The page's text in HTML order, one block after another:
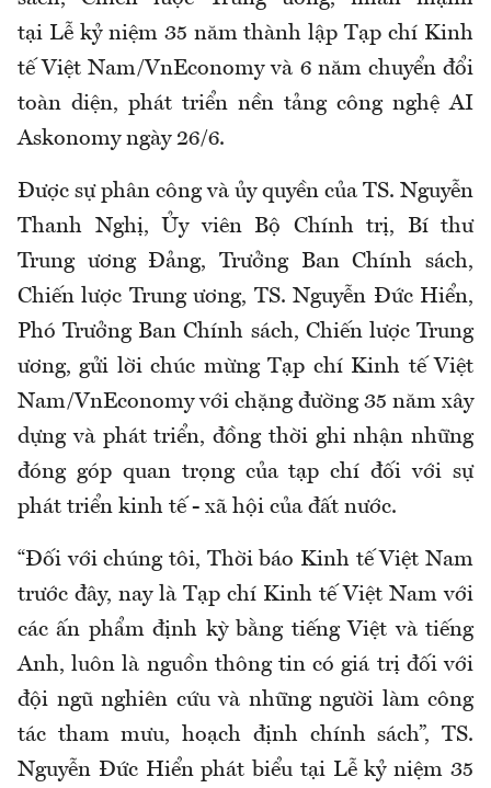
tại Lễ kỷ niệm 35 năm thành lập Tạp chí Kinh
tế Việt Nam/VnEconomy và 6 năm chuyển đổi
toàn diện, phát triển nền tảng công nghệ AI
Askonomy ngày 26/6.
Được sự phân công và ủy quyền của TS. Nguyễn
Thanh Nghị, Ủy viên Bộ Chính trị, Bí thư
Trung ương Đảng, Trưởng Ban Chính sách,
Chiến lược Trung ương, TS. Nguyễn Đức Hiển,
Phó Trưởng Ban Chính sách, Chiến lược Trung
ương, gửi lời chúc mừng Tạp chí Kinh tế Việt
Nam/VnEconomy với chặng đường 35 năm xây
dựng và phát triển, đồng thời ghi nhận những
đóng góp quan trọng của tạp chí đối với sự
phát triển kinh tế - xã hội của đất nước.
“Đối với chúng tôi, Thời báo Kinh tế Việt Nam
trước đây, nay là Tạp chí Kinh tế Việt Nam với
các ấn phẩm định kỳ bằng tiếng Việt và tiếng
Anh, luôn là nguồn thông tin có giá trị đối với
đội ngũ nghiên cứu và những người làm công
tác tham mưu, hoạch định chính sách”, TS.
Nguyễn Đức Hiển phát biểu tại Lễ kỷ niệm 35